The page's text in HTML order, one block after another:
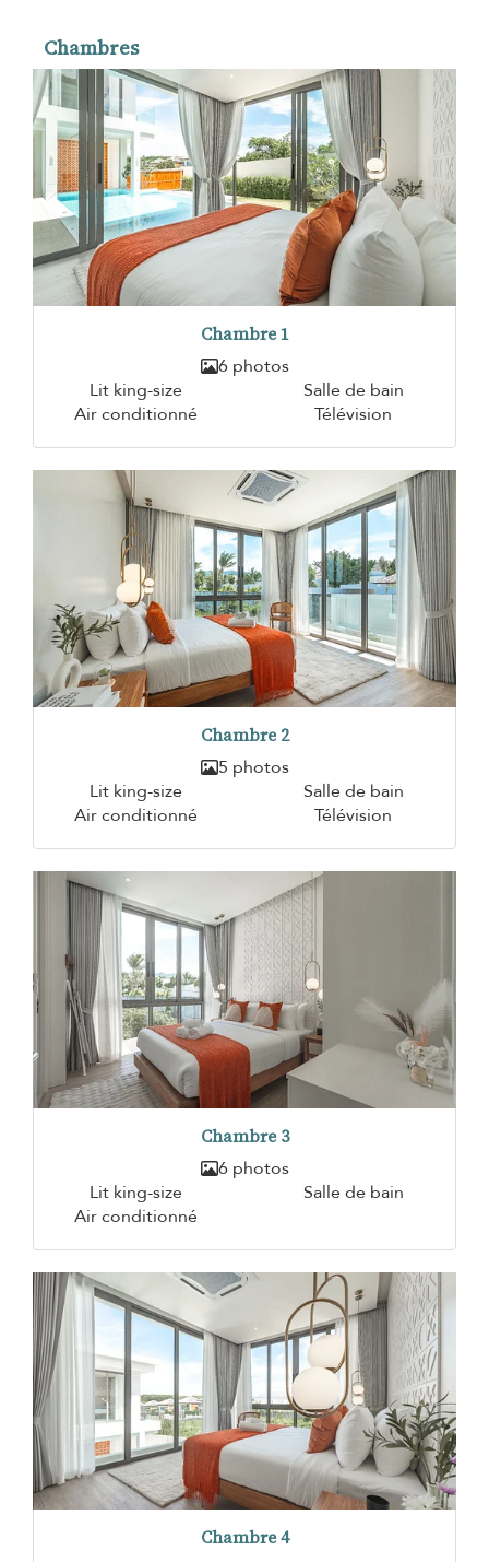
Chambres
Chambre 1
6 photos
Lit king-size
Salle de bain
Air conditionné
Télévision
Chambre 2
5 photos
Lit king-size
Salle de bain
Air conditionné
Télévision
Chambre 3
6 photos
Lit king-size
Salle de bain
Air conditionné
Chambre 4